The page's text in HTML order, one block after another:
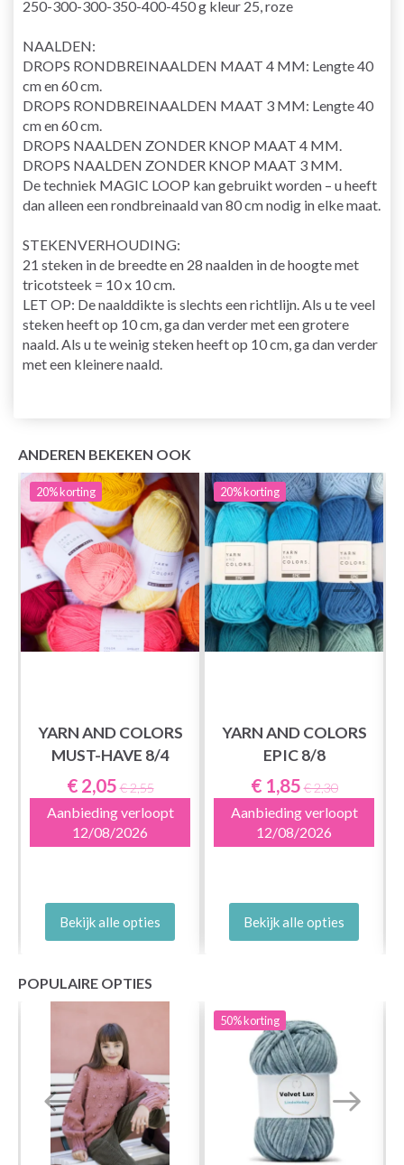
250-300-300-350-400-450 g kleur 25, roze
NAALDEN:
DROPS RONDBREINAALDEN MAAT 4 MM: Lengte 40
cm en 60 cm.
DROPS RONDBREINAALDEN MAAT 3 MM: Lengte 40
cm en 60 cm.
DROPS NAALDEN ZONDER KNOP MAAT 4 MM.
DROPS NAALDEN ZONDER KNOP MAAT 3 MM.
De techniek MAGIC LOOP kan gebruikt worden – u heeft
dan alleen een rondbreinaald van 80 cm nodig in elke maat.
STEKENVERHOUDING:
21 steken in de breedte en 28 naalden in de hoogte met
tricotsteek = 10 x 10 cm.
LET OP: De naalddikte is slechts een richtlijn. Als u te veel
steken heeft op 10 cm, ga dan verder met een grotere
naald. Als u te weinig steken heeft op 10 cm, ga dan verder
met een kleinere naald.
ANDEREN BEKEKEN OOK
20%korting
YARN AND COLORS
MUST-HAVE 8/4
€ 2,05 € 2,55
Aanbieding verloopt
12/08/2026
Bekijk alle opties
20%korting
YARN AND COLORS
EPIC 8/8
€ 1,85 € 2,30
Aanbieding verloopt
12/08/2026
Bekijk alle opties
POPULAIRE OPTIES
50%korting